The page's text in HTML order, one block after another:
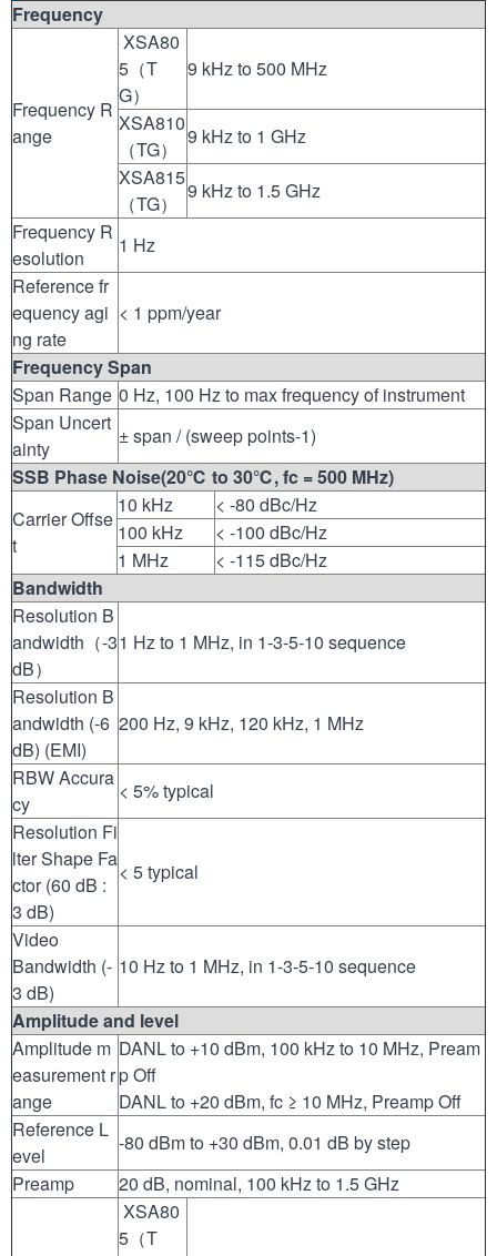
Frequency
Frequency R
ange
XSA80
5（T
G）
9 kHz to 500 MHz
XSA810
（TG）
9 kHz to 1 GHz
XSA815
（TG）
9 kHz to 1.5 GHz
Frequency R
esolution
1 Hz
Reference fr
equency agi
ng rate
< 1 ppm/year
Frequency Span
Span Range 0 Hz, 100 Hz to max frequency of instrument
Span Uncert
ainty
± span / (sweep points-1)
SSB Phase Noise(20℃ to 30℃, fc = 500 MHz)
Carrier Offse
t
10 kHz
< -80 dBc/Hz
100 kHz
< -100 dBc/Hz
1 MHz
< -115 dBc/Hz
Bandwidth
Resolution B
andwidth（-3
dB）
1 Hz to 1 MHz, in 1-3-5-10 sequence
Resolution B
andwidth (-6
dB) (EMI)
200 Hz, 9 kHz, 120 kHz, 1 MHz
RBW Accura
cy
< 5% typical
Resolution Fi
lter Shape Fa
ctor (60 dB :
3 dB)
< 5 typical
Video
Bandwidth (-
3 dB)
10 Hz to 1 MHz, in 1-3-5-10 sequence
Amplitude and level
Amplitude m
easurement r
ange
DANL to +10 dBm, 100 kHz to 10 MHz, Pream
p Off
DANL to +20 dBm, fc ≥ 10 MHz, Preamp Off
Reference L
evel
-80 dBm to +30 dBm, 0.01 dB by step
Preamp
20 dB, nominal, 100 kHz to 1.5 GHz
XSA80
5（T